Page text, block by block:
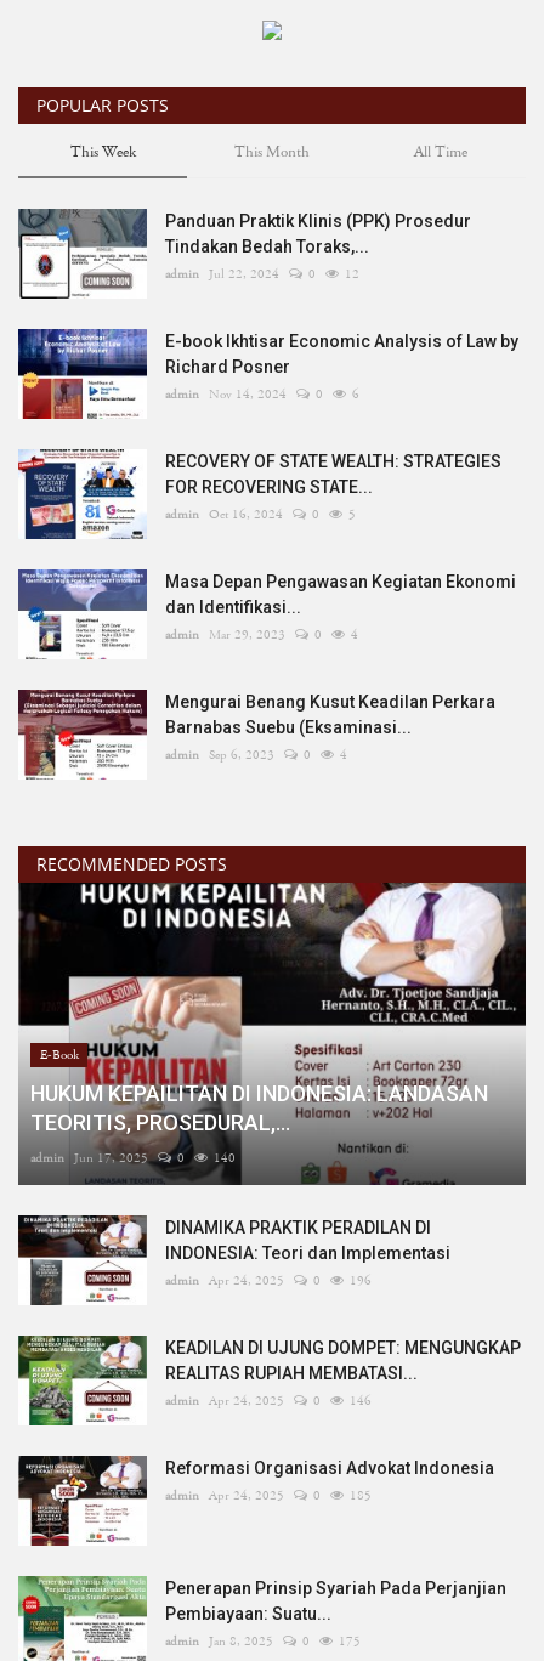
Bengkel Hukum
E-Book
Hukumpedia
POPULAR POSTS
This Week This Month All Time
Panduan Praktik Klinis (PPK) Prosedur
Tindakan Bedah Toraks,...
admin Jul 22, 2024 0 12
E-book Ikhtisar Economic Analysis of Law by
Richard Posner
admin Nov 14, 2024 0 6
RECOVERY OF STATE WEALTH: STRATEGIES
FOR RECOVERING STATE...
admin Oct 16, 2024 0 5
Masa Depan Pengawasan Kegiatan Ekonomi
dan Identifikasi...
admin Mar 29, 2023 0 4
Mengurai Benang Kusut Keadilan Perkara
Barnabas Suebu (Eksaminasi...
admin Sep 6, 2023 0 4
RECOMMENDED POSTS
E-Book
HUKUM KEPAILITAN DI INDONESIA: LANDASAN
TEORITIS, PROSEDURAL,...
admin Jun 17, 2025 0 140
DINAMIKA PRAKTIK PERADILAN DI
INDONESIA: Teori dan Implementasi
admin Apr 24, 2025 0 196
KEADILAN DI UJUNG DOMPET: MENGUNGKAP
REALITAS RUPIAH MEMBATASI...
admin Apr 24, 2025 0 146
Reformasi Organisasi Advokat Indonesia
admin Apr 24, 2025 0 185
Penerapan Prinsip Syariah Pada Perjanjian
Pembiayaan: Suatu...
admin Jan 8, 2025 0 175